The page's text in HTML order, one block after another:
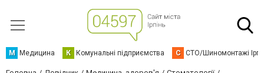
М Медицина К Комунальні підприємства С СТО/Шиномонтажі